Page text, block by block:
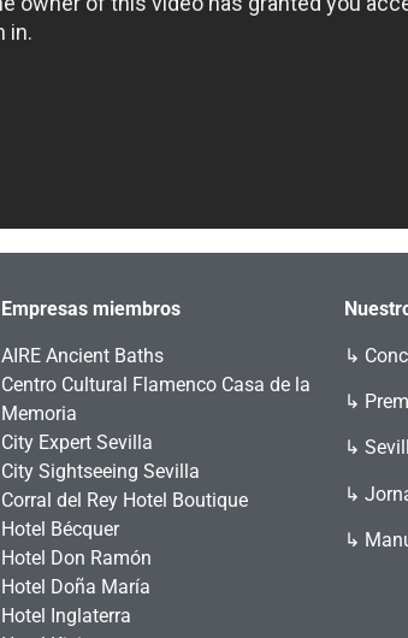
Empresas miembros
AIRE Ancient Baths
Centro Cultural Flamenco Casa de la
Memoria
City Expert Sevilla
City Sightseeing Sevilla
Corral del Rey Hotel Boutique
Hotel Bécquer
Hotel Don Ramón
Hotel Doña María
Hotel Inglaterra
↳
↳
↳
↳
↳